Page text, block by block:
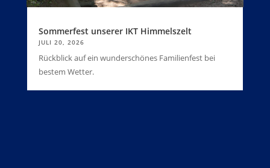
Sommerfest unserer IKT Himmelszelt
JULI 20, 2026
Rückblick auf ein wunderschönes Familienfest bei
bestem Wetter.